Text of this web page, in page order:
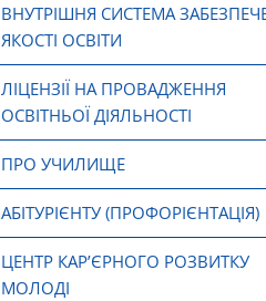
ВНУТРІШНЯ СИСТЕМА
ЯКОСТІ ОСВІТИ
ЛІЦЕНЗІЇ НА ПРОВАДЖЕННЯ
ОСВІТНЬОЇ ДІЯЛЬНОСТІ
ПРО УЧИЛИЩЕ
АБІТУРІЄНТУ (ПРОФОРІЄНТАЦІЯ)
ЦЕНТР КАР’ЄРНОГО РОЗВИТКУ
МОЛОДІ